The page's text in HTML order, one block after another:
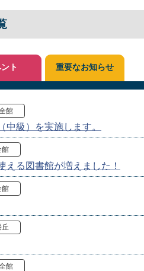
館
級）を実施します。
館
える図書館が増えました！
館
丘
館
ト 重要なお知らせ